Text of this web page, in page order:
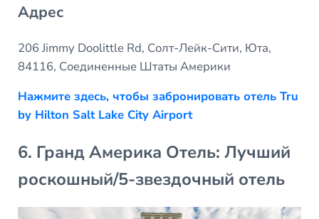
Адрес
206 Jimmy Doolittle Rd, Солт-Лейк-Сити, Юта,
84116, Соединенные Штаты Америки
Нажмите здесь, чтобы забронировать отель Tru
by Hilton Salt Lake City Airport
6. Гранд Америка Отель: Лучший
роскошный/5-звездочный отель